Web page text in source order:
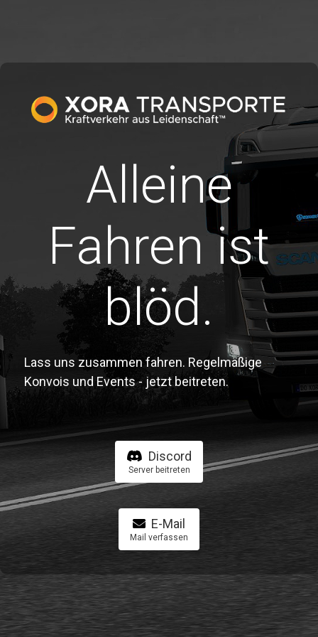
Alleine
Fahren ist
blöd.
Lass uns zusammen fahren. Regelmäßige
Konvois und Events - jetzt beitreten.
Discord
Server beitreten
E-Mail
Mail verfassen